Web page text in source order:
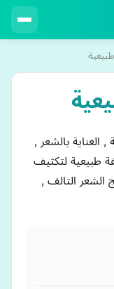
بالشعر ,
طبيعية لتكثيف
الشعر التالف ,